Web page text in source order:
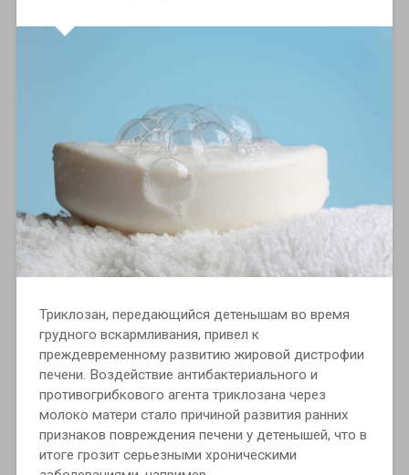
Триклозан, передающийся детенышам во время
грудного вскармливания, привел к
преждевременному развитию жировой дистрофии
печени. Воздействие антибактериального и
противогрибкового агента триклозана через
молоко матери стало причиной развития ранних
признаков повреждения печени у детенышей, что в
итоге грозит серьезными хроническими